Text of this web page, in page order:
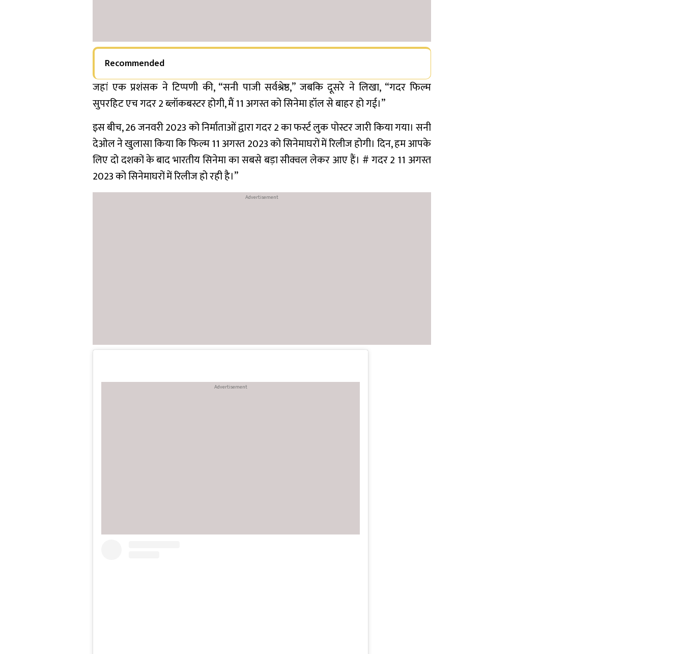
Recommended
जहां एक प्रशंसक ने टिप्पणी की, “सनी पाजी सर्वश्रेष्ठ,” जबकि दूसरे ने लिखा, “गदर फिल्म
सुपरहिट एच गदर 2 ब्लॉकबस्टर होगी, मैं 11 अगस्त को सिनेमा हॉल से बाहर हो गई।”
इस बीच, 26 जनवरी 2023 को निर्माताओं द्वारा गदर 2 का फर्स्ट लुक पोस्टर जारी किया गया। सनी
देओल ने खुलासा किया कि फिल्म 11 अगस्त 2023 को सिनेमाघरों में रिलीज होगी। दिन, हम आपके
लिए दो दशकों के बाद भारतीय सिनेमा का सबसे बड़ा सीक्वल लेकर आए हैं। # गदर 2 11 अगस्त
2023 को सिनेमाघरों में रिलीज हो रही है।”